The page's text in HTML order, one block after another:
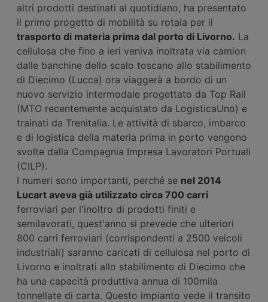
altri prodotti destinati al quotidiano, ha presentato
il primo progetto di mobilità su rotaia per il
trasporto di materia prima dal porto di Livorno. La
cellulosa che fino a ieri veniva inoltrata via camion
dalle banchine dello scalo toscano allo stabilimento
di Diecimo (Lucca) ora viaggerà a bordo di un
nuovo servizio intermodale progettato da Top Rail
(MTO recentemente acquistato da LogisticaUno) e
trainati da Trenitalia. Le attività di sbarco, imbarco
e di logistica della materia prima in porto vengono
svolte dalla Compagnia Impresa Lavoratori Portuali
(CILP).
I numeri sono importanti, perché se nel 2014
Lucart aveva già utilizzato circa 700 carri
ferroviari per l'inoltro di prodotti finiti e
semilavorati, quest'anno si prevede che ulteriori
800 carri ferroviari (corrispondenti a 2500 veicoli
industriali) saranno caricati di cellulosa nel porto di
Livorno e inoltrati allo stabilimento di Diecimo che
ha una capacità produttiva annua di 100mila
tonnellate di carta. Questo impianto vede il transito